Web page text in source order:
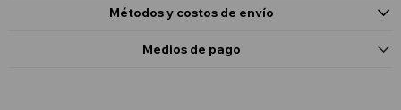
Métodos y costos de envío
Medios de pago